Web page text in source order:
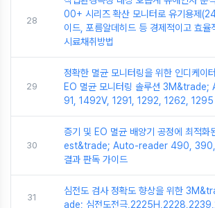
28
00+ 시리즈 확산 모니터로 유기용제
이드, 포름알데히드 등 경제적이고 효율
시료채취방법
29
정확한 멸균 모니터링을 위한 인디케이
EO 멸균 모니터링 솔루션
91, 1492V, 1291, 1292, 1262, 1295
30
증기 및 EO 멸균 배양기 공정에 최적
est&trade; Auto-reader 490, 390,
결과 판독 가이드
31
심전도 검사 정확도 향상을 위한
ade; 심전도전극